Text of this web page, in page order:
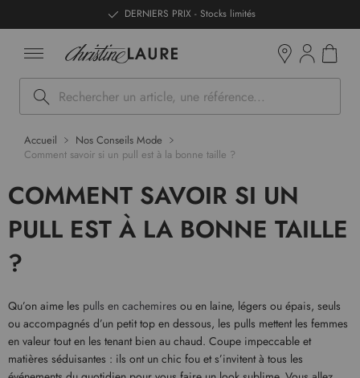
DERNIERS PRIX - Stocks limités
Rechercher
Accueil
Nos Conseils Mode
Comment savoir si un pull est à la bonne taille ?
COMMENT SAVOIR SI UN
PULL EST À LA BONNE TAILLE
?
Qu’on aime les pulls en cachemires ou en laine, légers ou épais, seuls
ou accompagnés d’un petit top en dessous, les pulls mettent les femmes
en valeur tout en les tenant bien au chaud. Coupe impeccable et
matières séduisantes : ils ont un chic fou et s’invitent à tous les